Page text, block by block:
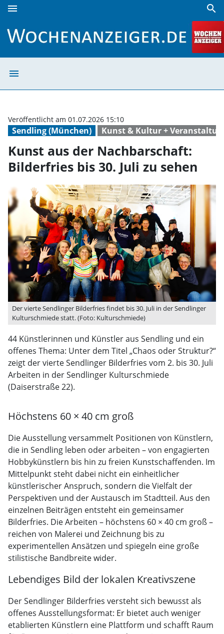
menu search
menu
Sendling (München) Kunst & Kultur +
Veröffentlicht am 01.07.2026 15:10
Kunst aus der Nachbarschaft:
Bilderfries bis 30. Juli zu sehen
Der vierte Sendlinger Bilderfries findet bis 30. Juli in der Sendlinger
Kulturschmiede statt. (Foto: Kulturschmiede)
44 Künstlerinnen und Künstler aus Sendling und ein
offenes Thema: Unter dem Titel „Chaos oder Struktur?“
zeigt der vierte Sendlinger Bilderfries vom 2. bis 30. Juli
Arbeiten in der Sendlinger Kulturschmiede
(Daiserstraße 22).
Höchstens 60 × 40 cm groß
Die Ausstellung versammelt Positionen von Künstlern,
die in Sendling leben oder arbeiten – von engagierten
Hobbykünstlern bis hin zu freien Kunstschaffenden. Im
Mittelpunkt steht dabei nicht ein einheitlicher
künstlerischer Anspruch, sondern die Vielfalt der
Perspektiven und der Austausch im Stadtteil. Aus den
einzelnen Beiträgen entsteht ein gemeinsamer
Bilderfries. Die Arbeiten – höchstens 60 × 40 cm groß –
reichen von Malerei und Zeichnung bis zu
experimentellen Ansätzen und spiegeln eine große
stilistische Bandbreite wider.
Lebendiges Bild der lokalen Kreativszene
Der Sendlinger Bilderfries versteht sich bewusst als
offenes Ausstellungsformat: Er bietet auch weniger
etablierten Künstlern eine Plattform und schafft Raum